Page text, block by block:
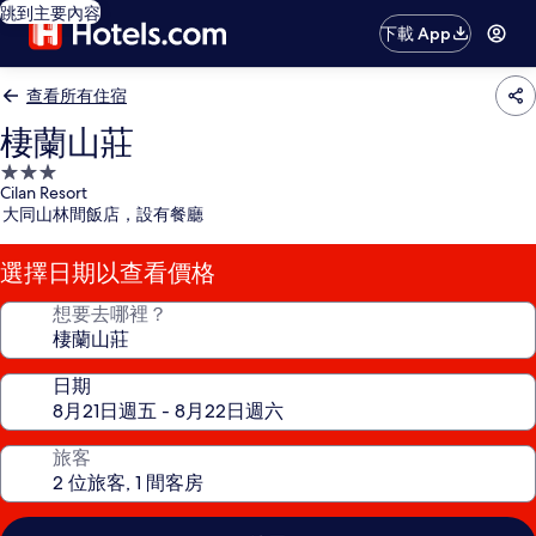
跳到主要內容
下載 App
查看所有住宿
棲蘭山莊
3.0
星
級
住
宿
Cilan Resort
大同山林間飯店，設有餐廳
選擇日期以查看價格
想要去哪裡？
日期
旅客